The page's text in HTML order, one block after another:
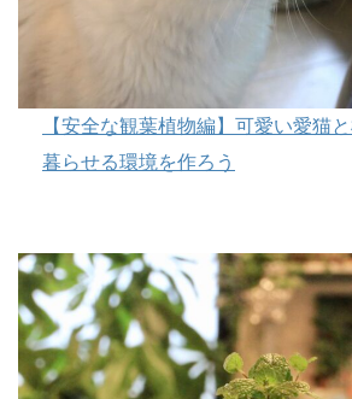
【安全な観葉植物編】可愛い愛猫
暮らせる環境を作ろう